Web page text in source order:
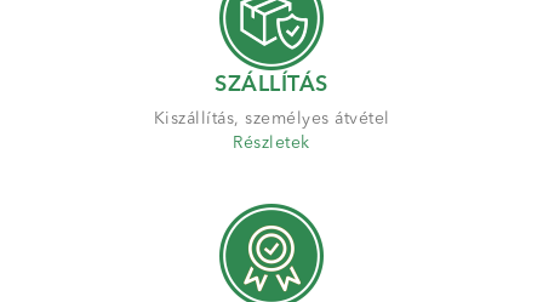
SZÁLLÍTÁS
Kiszállítás, személyes átvétel
Részletek